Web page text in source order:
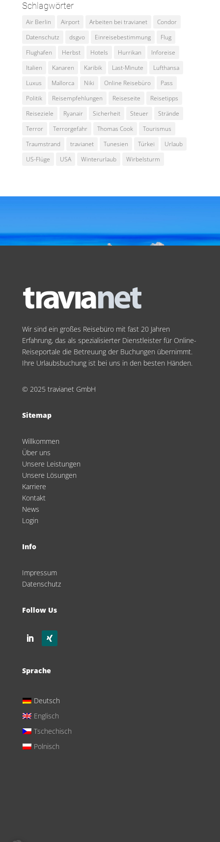
Schlagwörter
Air Berlin Airport Arbeiten bei travianet
Condor
Datenschutz
dsgvo Einreisebestimmung
Flug
Flughafen
Herbst Hotels Hurrikan
Inforeise
Italien
Kanaren Karibik Last-Minute
Lufthansa
Luxus
Mallorca Niki Online Reisebüro
Pass
Politik
Reisempfehlungen Reiseseite
Reisetipps
Reiseziele
Ryanair Sicherheit Steuer
Strände
Terror
Terrorgefahr Thomas Cook
Tourismus
Traumstrand
travianet Tunesien Türkei
Urlaub
US-Flüge
USA Winterurlaub Wirbelsturm
Wir sind ein großes Reisebüro mit fast 20 Jahren
Erfahrung, das als spezialisierter Dienstleister für Online-
Reiseportale die Betreuung der Buchungen übernimmt.
Ihre Urlaubsbuchung ist bei uns in den besten Händen.
© 2025 travianet GmbH
Sitemap
Willkommen
Über uns
Unsere Leistungen
Unsere Lösungen
Karriere
Kontakt
News
Login
Info
Impressum
Datenschutz
Follow Us
Sprache
Deutsch
Englisch
Tschechisch
Polnisch